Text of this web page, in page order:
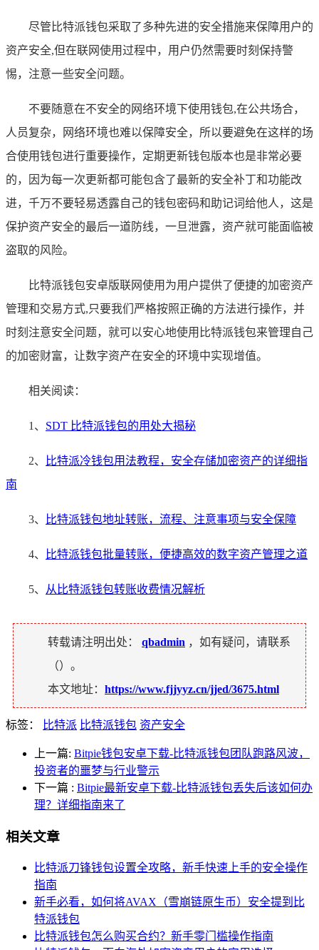
尽管比特派钱包采取了多种先进的安全措施来保障用户的
资产安全,但在联网使用过程中，用户仍然需要时刻保持警
惕，注意一些安全问题。
不要随意在不安全的网络环境下使用钱包,在公共场合，
人员复杂，网络环境也难以保障安全，所以要避免在这样的场
合使用钱包进行重要操作，定期更新钱包版本也是非常必要
的，因为每一次更新都可能包含了最新的安全补丁和功能改
进，千万不要轻易透露自己的钱包密码和助记词给他人，这是
保护资产安全的最后一道防线，一旦泄露，资产就可能面临被
盗取的风险。
比特派钱包安卓版联网使用为用户提供了便捷的加密资产
管理和交易方式,只要我们严格按照正确的方法进行操作，并
时刻注意安全问题，就可以安心地使用比特派钱包来管理自己
的加密财富，让数字资产在安全的环境中实现增值。
相关阅读：
1、 SDT 比特派钱包的用处大揭秘
2、
比特派冷钱包用法教程，安全存储加密资产的详细指
南
3、 比特派钱包地址转账，流程、注意事项与安全保障
4、 比特派钱包批量转账，便捷高效的数字资产管理之道
5、 从比特派钱包转账收费情况解析
转载请注明出处： qbadmin ，如有疑问，请联系
（）。
本文地址： https://www.fjjyyz.cn/jjed/3675.html
标签： 比特派 比特派钱包 资产安全
上一篇: Bitpie钱包安卓下载-比特派钱包团队跑路风波，
投资者的噩梦与行业警示
下一篇 : Bitpie最新安卓下载-比特派钱包丢失后该如何办
理？详细指南来了
相关文章
比特派刀锋钱包设置全攻略，新手快速上手的安全操作
指南
新手必看，如何将AVAX（雪崩链原生币）安全提到比
特派钱包
比特派钱包怎么购买合约？新手零门槛操作指南